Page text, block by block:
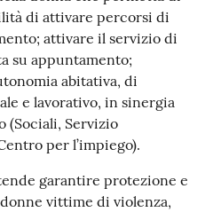
di attivare percorsi di
attivare il servizio di
su appuntamento;
abitativa, di
e lavorativo, in sinergia
Servizio
per l’impiego).
garantire protezione e
vittime di violenza,